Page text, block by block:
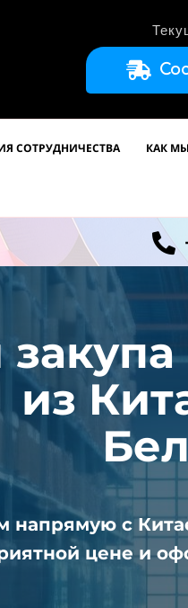
СОТРУДНИЧЕСТВА КАК
из
напрямую с
цене и